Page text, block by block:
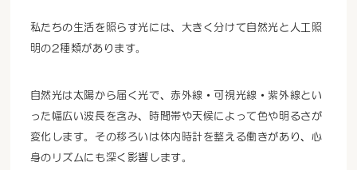
私たちの生活を照らす光には、大きく分けて自然光と人工照
明の2種類があります。
自然光は太陽から届く光で、赤外線・可視光線・紫外線とい
った幅広い波長を含み、時間帯や天候によって色や明るさが
変化します。その移ろいは体内時計を整える働きがあり、心
身のリズムにも深く影響します。